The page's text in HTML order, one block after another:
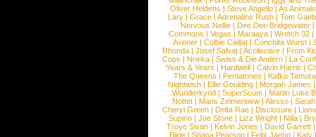
Oliver Heldens |Steve Angello |As Animals
Lary | Grace | Adrenaline Rush | Tom
Nervous Nellie | Dee Dee Bridgewater |
Commons |Vegas |Maraaya |Wretch 32 |
Avener | Colbie Caillat | Conchita Wurst |
Rhonda | Josef Salvat | Acollective | From
Cops | Nneka | Swiss & Die Andern | La
Years & Years |Hardwell |Calvin Harris |
The Queens | Pentatones | Kafka Tamura
Nightwish |Ellie Goulding |Morgan James
Wunderkynd | SuperScum | Martin Luke
Nottet |Mans Zelmerloew |Alesso |
Cheryl Green |Delta Rae |Disclosure |
Supino |Joe Stone |Lizz Wright |Niila |
Troye Sivan | Kelvin Jones | David Garrett
Blige | Shana Pearson | Felix Jaehn | Katy